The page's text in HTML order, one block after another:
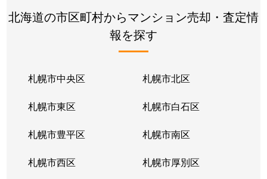
月寒東２条
2,500万円 福住
徒歩
2,800万円
月寒東２条
福住
月寒東２条
福住
月寒東３条
月寒中央
月寒東４条
月寒中央
北海道の市区町村からマンション売却・査定情
報を探す
札幌市中央区 札幌市北区
札幌市東区 札幌市白石区
札幌市豊平区 札幌市南区
札幌市西区 札幌市厚別区